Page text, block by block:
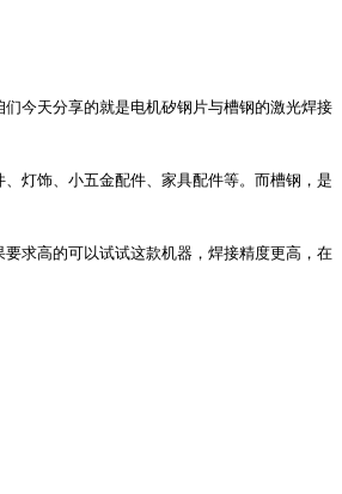
今天分享的就是电机矽钢片与槽钢的激光焊接
灯饰、小五金配件、家具配件等。而槽钢，是
求高的可以试试这款机器，焊接精度更高，在